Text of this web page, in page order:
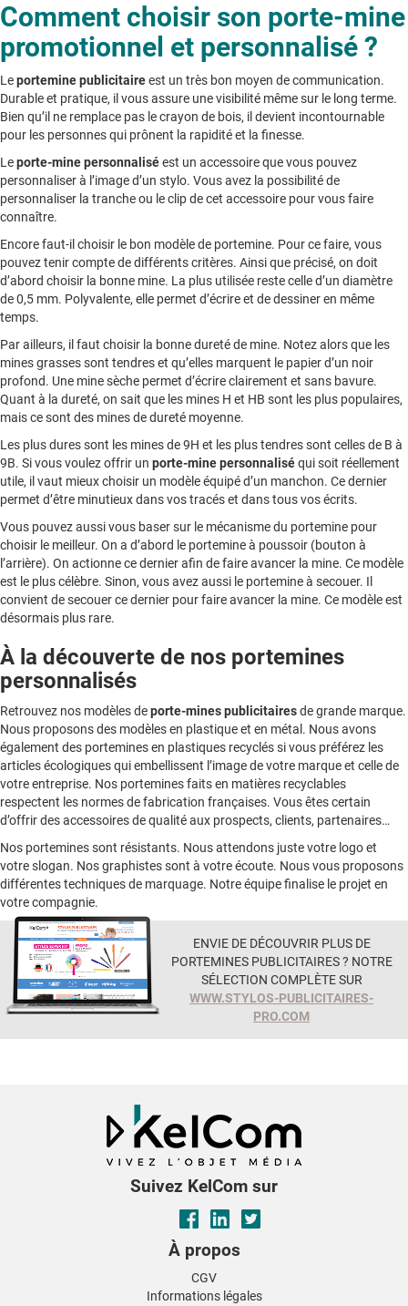
Comment choisir son porte-mine
promotionnel et personnalisé ?
Leportemine publicitaireest un très bon moyen de communication.
Durable et pratique, il vous assure une visibilité même sur le long terme.
Bien qu’il ne remplace pas le crayon de bois, il devient incontournable
pour les personnes qui prônent la rapidité et la finesse.
Leporte-mine personnaliséest un accessoire que vous pouvez
personnaliser à l’image d’un stylo. Vous avez la possibilité de
personnaliser la tranche ou le clip de cet accessoire pour vous faire
connaître.
Encore faut-il choisir le bon modèle de portemine. Pour ce faire, vous
pouvez tenir compte de différents critères. Ainsi que précisé, on doit
d’abord choisir la bonne mine. La plus utilisée reste celle d’un diamètre
de 0,5 mm. Polyvalente, elle permet d’écrire et de dessiner en même
temps.
Par ailleurs, il faut choisir la bonne dureté de mine. Notez alors que les
mines grasses sont tendres et qu’elles marquent le papier d’un noir
profond. Une mine sèche permet d’écrire clairement et sans bavure.
Quant à la dureté, on sait que les mines H et HB sont les plus populaires,
mais ce sont des mines de dureté moyenne.
Les plus dures sont les mines de 9H et les plus tendres sont celles de B à
9B. Si vous voulez offrir un porte-mine personnaliséqui soit réellement
utile, il vaut mieux choisir un modèle équipé d’un manchon. Ce dernier
permet d’être minutieux dans vos tracés et dans tous vos écrits.
Vous pouvez aussi vous baser sur le mécanisme du portemine pour
choisir le meilleur. On a d’abord le portemine à poussoir (bouton à
l’arrière). On actionne ce dernier afin de faire avancer la mine. Ce modèle
est le plus célèbre. Sinon, vous avez aussi le portemine à secouer. Il
convient de secouer ce dernier pour faire avancer la mine. Ce modèle est
désormais plus rare.
À la découverte de nos portemines
personnalisés
Retrouvez nos modèles deporte-mines publicitairesde grande marque.
Nous proposons des modèles en plastique et en métal. Nous avons
également des portemines en plastiques recyclés si vous préférez les
articles écologiques qui embellissent l’image de votre marque et celle de
votre entreprise. Nos portemines faits en matières recyclables
respectent les normes de fabrication françaises. Vous êtes certain
d’offrir des accessoires de qualité aux prospects, clients, partenaires…
Nos portemines sont résistants. Nous attendons juste votre logo et
votre slogan. Nos graphistes sont à votre écoute. Nous vous proposons
différentes techniques de marquage. Notre équipe finalise le projet en
votre compagnie.
ENVIE DE DÉCOUVRIR PLUS DE
PORTEMINES PUBLICITAIRES ? NOTRE
SÉLECTION COMPLÈTE SUR
WWW.STYLOS-PUBLICITAIRES-
PRO.COM
Suivez KelCom sur
À propos
CGV
Informations légales